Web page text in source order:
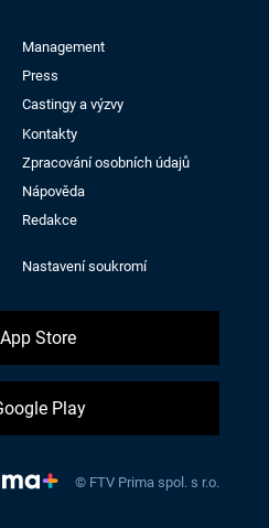
Management
Press
Castingy a výzvy
Kontakty
Zpracování osobních údajů
Nápověda
Redakce
Nastavení soukromí
App Store
Play
© FTV Prima spol. s r.o.